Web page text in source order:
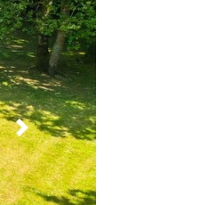
Suivant